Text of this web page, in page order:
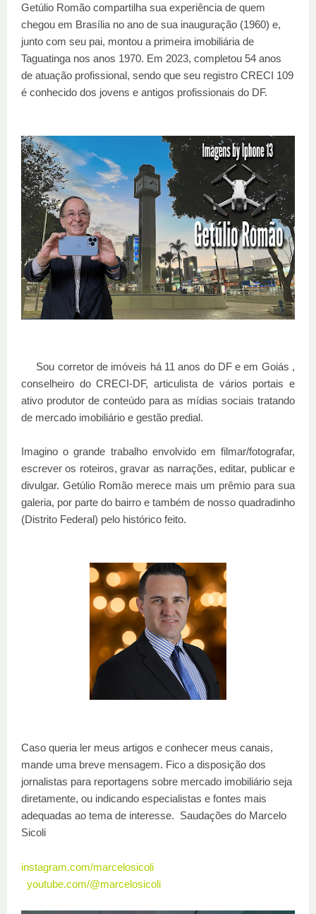
Getúlio Romão compartilha sua experiência de quem
chegou em Brasília no ano de sua inauguração (1960) e,
junto com seu pai, montou a primeira imobiliária de
Taguatinga nos anos 1970. Em 2023, completou 54 anos
de atuação profissional, sendo que seu registro CRECI 109
é conhecido dos jovens e antigos profissionais do DF.
Sou corretor de imóveis há 11 anos do DF e em Goiás ,
conselheiro do CRECI-DF, articulista de vários portais e
ativo produtor de conteúdo para as mídias sociais tratando
de mercado imobiliário e gestão predial.
Imagino o grande trabalho envolvido em filmar/fotografar,
escrever os roteiros, gravar as narrações, editar, publicar e
divulgar. Getúlio Romão merece mais um prêmio para sua
galeria, por parte do bairro e também de nosso quadradinho
(Distrito Federal) pelo histórico feito.
Caso queria ler meus artigos e conhecer meus canais,
mande uma breve mensagem. Fico a disposição dos
jornalistas para reportagens sobre mercado imobiliário seja
diretamente, ou indicando especialistas e fontes mais
adequadas ao tema de interesse. Saudações do Marcelo
Sicoli
instagram.com/marcelosicoli
youtube.com/@marcelosicoli